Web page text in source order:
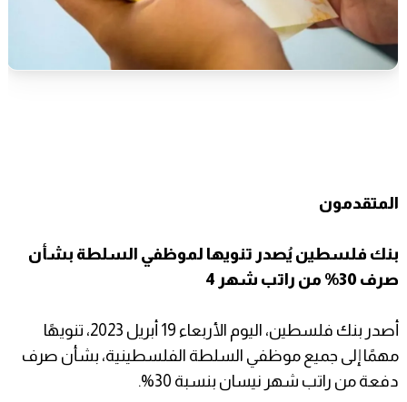
المتقدمون
بنك فلسطين يُصدر تنويها لموظفي السلطة بشأن
صرف 30% من راتب شهر 4
أصدر بنك فلسطين، اليوم الأربعاء 19 أبريل 2023، تنويهًا
مهمًا إلى جميع موظفي السلطة الفلسطينية، بشأن صرف
دفعة من راتب شهر نيسان بنسبة 30%.